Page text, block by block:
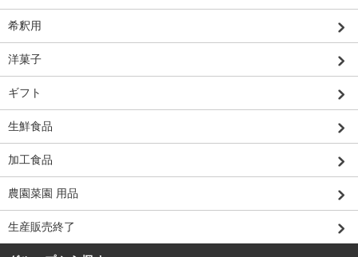
希釈用
洋菓子
ギフト
生鮮食品
加工食品
農園菜園 用品
生産販売終了